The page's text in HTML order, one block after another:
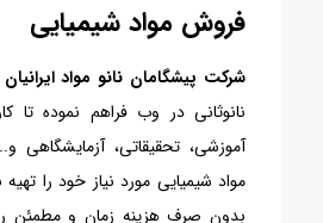
فروش مواد شیمیایی
شرکت پیشگامان نانو مواد ایرانیان
نانوثانی در وب فراهم نموده تا
آموزشی، تحقیقاتی، آزمایشگاهی
مواد شیمیایی مورد نیاز خود را
بدون صرف هزینه زمان و مطمئن را